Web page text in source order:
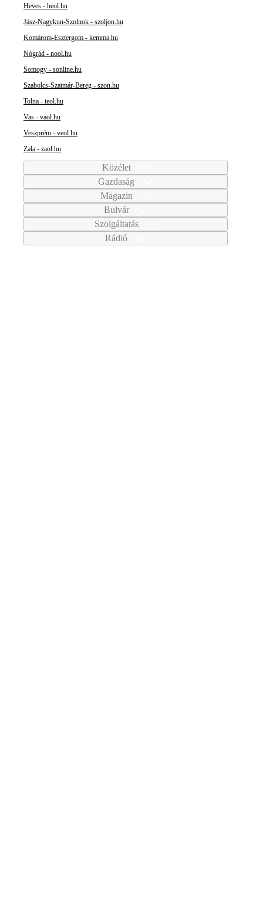
Heves - heol.hu
Jász-Nagykun-Szolnok - szoljon.hu
Komárom-Esztergom - kemma.hu
Nógrád - nool.hu
Somogy - sonline.hu
Szabolcs-Szatmár-Bereg - szon.hu
Tolna - teol.hu
Vas - vaol.hu
Veszprém - veol.hu
Zala - zaol.hu
Közélet
Gazdaság
Magazin
Bulvár
Szolgáltatás
Rádió